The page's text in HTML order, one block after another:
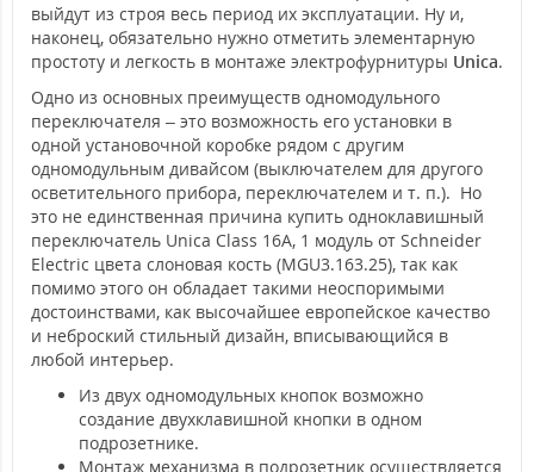
выйдут из строя весь период их эксплуатации. Ну и,
наконец, обязательно нужно отметить элементарную
простоту и легкость в монтаже электрофурнитуры Unica.
Одно из основных преимуществ одномодульного
переключателя – это возможность его установки в
одной установочной коробке рядом с другим
одномодульным дивайсом (выключателем для другого
осветительного прибора, переключателем и т. п.). Но
это не единственная причина купить одноклавишный
переключатель Unica Class 16А, 1 модуль от Schneider
Electric цвета слоновая кость (MGU3.163.25), так как
помимо этого он обладает такими неоспоримыми
достоинствами, как высочайшее европейское качество
и неброский стильный дизайн, вписывающийся в
любой интерьер.
Из двух одномодульных кнопок возможно
создание двухклавишной кнопки в одном
подрозетнике.
Монтаж механизма в подрозетник осуществляется